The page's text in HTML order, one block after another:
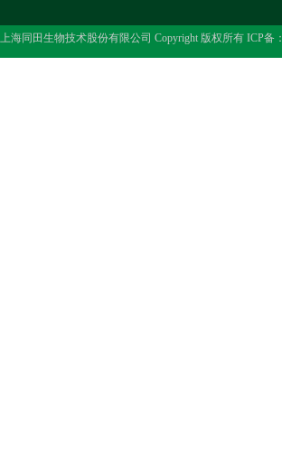
上海同田生物技术股份有限公司 Copyright 版权所有 ICP备：